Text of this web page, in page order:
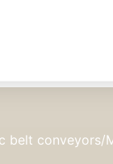
belt conveyors/